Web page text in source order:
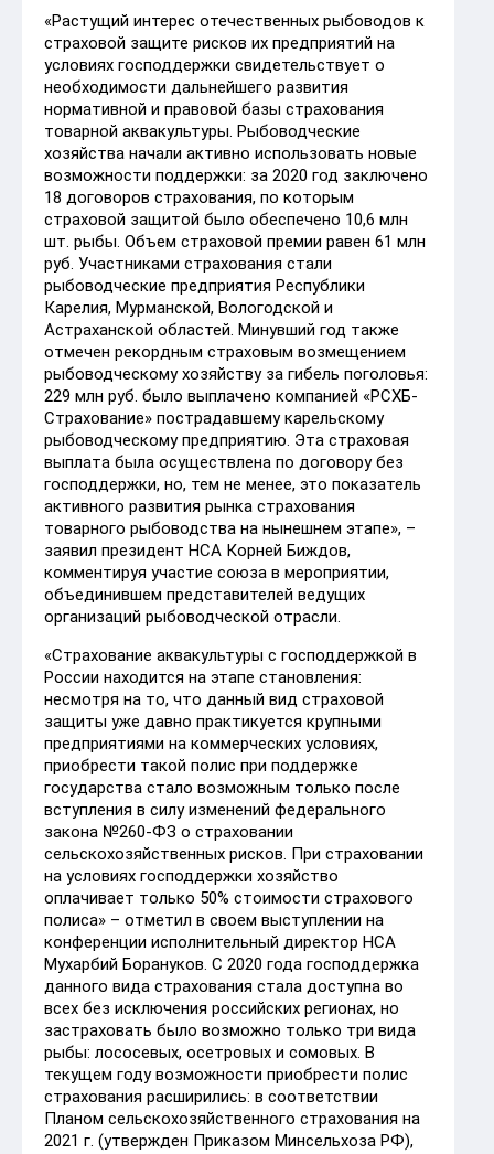
«Растущий интерес отечественных рыбоводов к
страховой защите рисков их предприятий на
условиях господдержки свидетельствует о
необходимости дальнейшего развития
нормативной и правовой базы страхования
товарной аквакультуры. Рыбоводческие
хозяйства начали активно использовать новые
возможности поддержки: за 2020 год заключено
18 договоров страхования, по которым
страховой защитой было обеспечено 10,6 млн
шт. рыбы. Объем страховой премии равен 61 млн
руб. Участниками страхования стали
рыбоводческие предприятия Республики
Карелия, Мурманской, Вологодской и
Астраханской областей. Минувший год также
отмечен рекордным страховым возмещением
рыбоводческому хозяйству за гибель поголовья:
229 млн руб. было выплачено компанией «РСХБ-
Страхование» пострадавшему карельскому
рыбоводческому предприятию. Эта страховая
выплата была осуществлена по договору без
господдержки, но, тем не менее, это показатель
активного развития рынка страхования
товарного рыбоводства на нынешнем этапе», –
заявил президент НСА Корней Биждов,
комментируя участие союза в мероприятии,
объединившем представителей ведущих
организаций рыбоводческой отрасли.
«Страхование аквакультуры с господдержкой в
России находится на этапе становления:
несмотря на то, что данный вид страховой
защиты уже давно практикуется крупными
предприятиями на коммерческих условиях,
приобрести такой полис при поддержке
государства стало возможным только после
вступления в силу изменений федерального
закона №260-ФЗ о страховании
сельскохозяйственных рисков. При страховании
на условиях господдержки хозяйство
оплачивает только 50% стоимости страхового
полиса» – отметил в своем выступлении на
конференции исполнительный директор НСА
Мухарбий Борануков. С 2020 года господдержка
данного вида страхования стала доступна во
всех без исключения российских регионах, но
застраховать было возможно только три вида
рыбы: лососевых, осетровых и сомовых. В
текущем году возможности приобрести полис
страхования расширились: в соответствии
Планом сельскохозяйственного страхования на
2021 г. (утвержден Приказом Минсельхоза РФ),